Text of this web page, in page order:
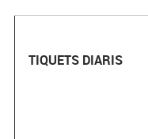
TIQUETS DIARIS